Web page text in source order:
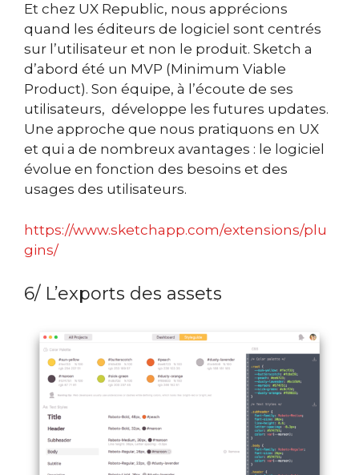
Et chez UX Republic, nous apprécions
quand les éditeurs de logiciel sont centrés
sur l’utilisateur et non le produit. Sketch a
d’abord été un MVP (Minimum Viable
Product). Son équipe, à l’écoute de ses
utilisateurs, développe les futures updates.
Une approche que nous pratiquons en UX
et qui a de nombreux avantages : le logiciel
évolue en fonction des besoins et des
usages des utilisateurs.
https://www.sketchapp.com/extensions/plu
gins/
6/ L’exports des assets